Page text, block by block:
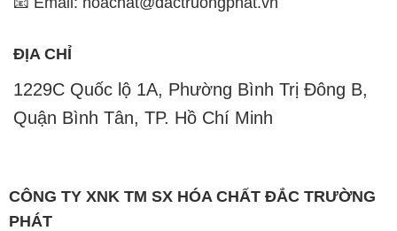
Quận Bình Tân, TP. Hồ Chí Minh
CÔNG TY XNK TM SX HÓA CHẤT ĐẮC TRƯỜNG
PHÁT
các loại hóa chất công nghiệp tại TP. Hồ Chí Minh.
Chúng tôi cam kết mang đến cho khách hàng sự hài